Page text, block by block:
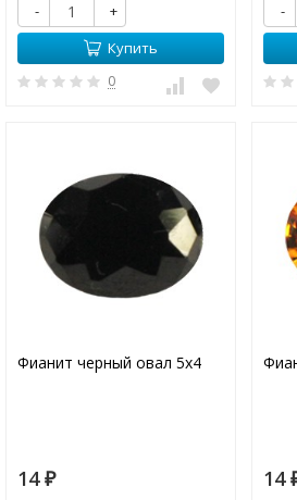
-
+
Купить
0
-
Фианит черный овал 5х4
14 ₽ 14